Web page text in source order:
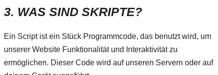
3. WAS SIND SKRIPTE?
Ein Script ist ein Stück Programmcode, das benutzt wird, um
unserer Website Funktionalität und Interaktivität zu
ermöglichen. Dieser Code wird auf unseren Servern oder auf